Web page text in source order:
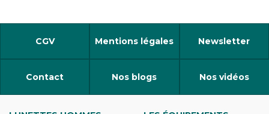
CGV Mentions légales Newsletter
Contact Nos blogs Nos vidéos